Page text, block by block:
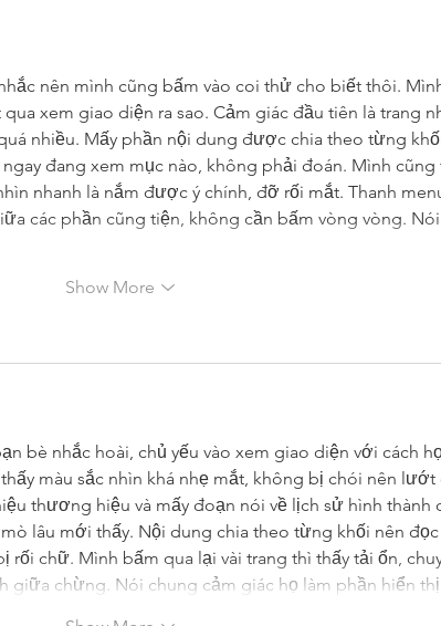
nên mình cũng bấm vào coi thử cho biết thôi.
xem giao diện ra sao. Cảm giác đầu tiên là trang
nhiều. Mấy phần nội dung được chia theo từng
đang xem mục nào, không phải đoán. Mình cũng
nhanh là nắm được ý chính, đỡ rối mắt. Thanh
các phần cũng tiện, không cần bấm vòng vòng.
Show More
bè nhắc hoài, chủ yếu vào xem giao diện với cách
màu sắc nhìn khá nhẹ mắt, không bị chói nên lướt
thương hiệu và mấy đoạn nói về lịch sử hình thành
lâu mới thấy. Nội dung chia theo từng khối nên đọc
rối chữ. Mình bấm qua lại vài trang thì thấy tải ổn,
giữa chừng. Nói chung cảm giác họ làm phần hiển